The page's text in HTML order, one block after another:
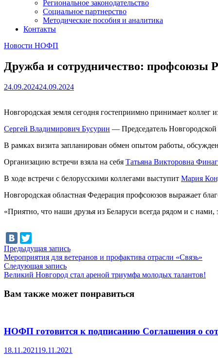
Региональное законодательство
Социальное партнерство
Методические пособия и аналитика
Контакты
Новости НОФП
Дружба и сотрудничество: профсоюзы
24.09.202424.09.2024
Новгородская земля сегодня гостеприимно принимает
Сергей Владимирович Бусурин — Председатель
В рамках визита запланирован обмен опытом работы,
Организацию встречи взяла на себя Татьяна Викторовна
В ходе встречи с белорусскими коллегами выступит Мария
Новгородская областная Федерация профсоюзов выражает
«Приятно, что наши друзья из Беларуси всегда рядом и с
Навигация
по
записям
Предыдущая записьПредыдущая
запись:
Мероприятия для ветеранов и профактива отрасли «Связь»
Следующая записьСледующая
запись:
Великий Новгород стал ареной триумфа молодых талантов!
Вам также может понравиться
НОФП готовится к подписанию Соглашения о
18.11.202119.11.2021